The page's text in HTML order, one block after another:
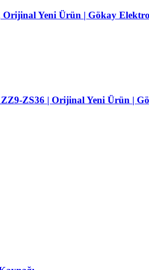
Yeni Ürün | Gökay
ZS36 | Orijinal Yeni Ürün |